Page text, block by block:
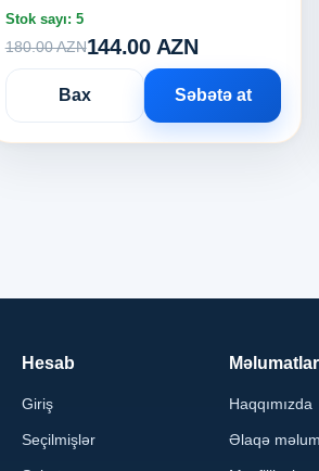
Stok sayı: 5
180.00 AZN144.00 AZN
Bax Səbətə at
Hesab
Giriş
Seçilmişlər
Məlumatlar
Haqqımızda
Əlaqə